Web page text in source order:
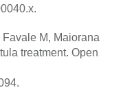
M, Maiorana
treatment. Open